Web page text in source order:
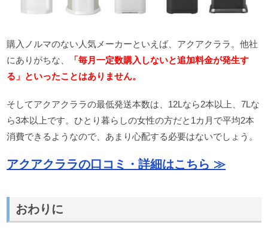
購入ノルマのない人気メーカーといえば、アクアクララ。他社
にありがちな、
「毎月一定数購入しないと追加料金が発生す
る」といったことはありません。
そしてアクアクララの最低発送本数は、12Lなら2本以上、7Lな
ら3本以上です。ひとり暮らしの女性の方だと1カ月で平均2本
消費できるようなので、あまり心配する必要はないでしょう。
アクアクララの口コミ・詳細はこちら ≫
おわりに